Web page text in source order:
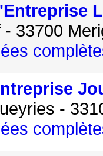
- 33700
-